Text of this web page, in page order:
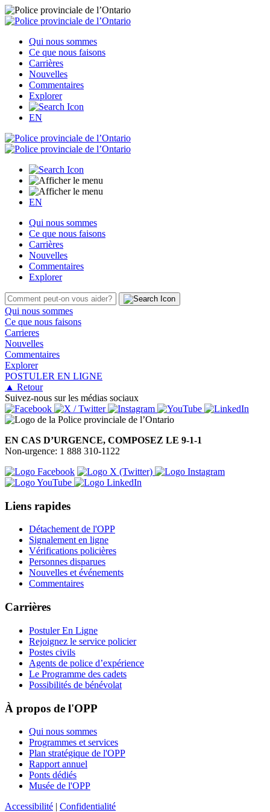
Qui nous sommes
Ce que nous faisons
Carrières
Nouvelles
Commentaires
Explorer
EN
EN
Qui nous sommes
Ce que nous faisons
Carrières
Nouvelles
Commentaires
Explorer
Qui nous sommes
Ce que nous faisons
Carrieres
Nouvelles
Commentaires
Explorer
POSTULER EN LIGNE
▲ Retour
Suivez-nous sur les médias sociaux
EN CAS D’URGENCE, COMPOSEZ LE 9-1-1
Non-urgence: 1 888 310-1122
Liens rapides
Détachement de l'OPP
Signalement en ligne
Vérifications policières
Personnes disparues
Nouvelles et événements
Commentaires
Carrières
Postuler En Ligne
Rejoignez le service policier
Postes civils
Agents de police d’expérience
Le Programme des cadets
Possibilités de bénévolat
À propos de l'OPP
Qui nous sommes
Programmes et services
Plan stratégique de l'OPP
Rapport annuel
Ponts dédiés
Musée de l'OPP
Accessibilité | Confidentialité